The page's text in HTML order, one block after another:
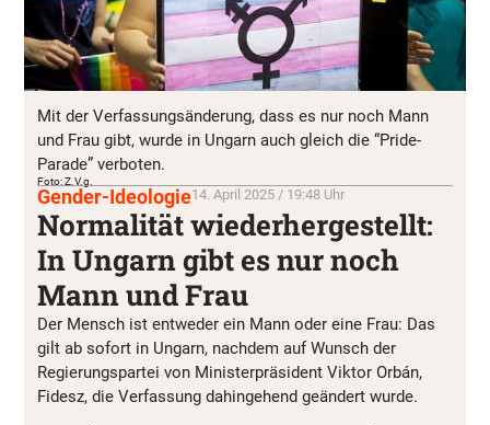
Mit der Verfassungsänderung, dass es nur noch Mann
und Frau gibt, wurde in Ungarn auch gleich die “Pride-
Parade” verboten.
Foto: Z.V.g.
Gender-Ideologie14. April 2025 / 19:48 Uhr
Normalität wiederhergestellt:
In Ungarn gibt es nur noch
Mann und Frau
Der Mensch ist entweder ein Mann oder eine Frau: Das
gilt ab sofort in Ungarn, nachdem auf Wunsch der
Regierungspartei von Ministerpräsident Viktor Orbán,
Fidesz, die Verfassung dahingehend geändert wurde.